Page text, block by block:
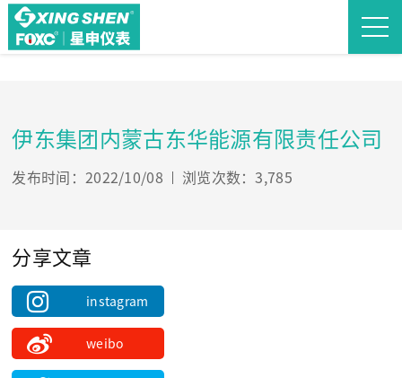
伊东集团内蒙古东华能源有限责任公司
发布时间：2022/10/08 浏览次数：3,785
分享文章
instagram
weibo